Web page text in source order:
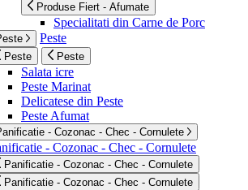
Produse Fiert - Afumate
Specialitati din Carne de Porc
Peste
Peste Peste
Salata icre
Peste Marinat
Delicatese din Peste
Peste Afumat
- Cozonac - Chec - Cornulete
- Cozonac - Chec - Cornulete
Panificatie - Cozonac - Chec - Cornulete
Panificatie - Cozonac - Chec - Cornulete